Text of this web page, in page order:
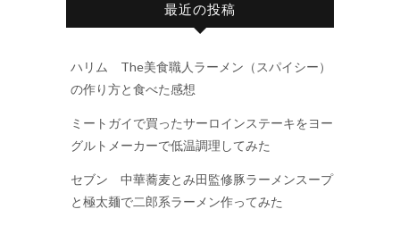
最近の投稿
ハリム The美食職人ラーメン（スパイシー）
の作り方と食べた感想
ミートガイで買ったサーロインステーキをヨー
グルトメーカーで低温調理してみた
セブン 中華蕎麦とみ田監修豚ラーメンスープ
と極太麺で二郎系ラーメン作ってみた